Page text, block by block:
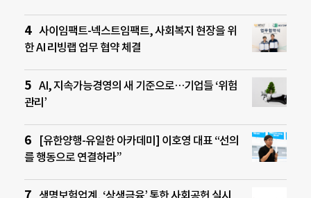
사이임팩트-넥스트임팩트, 사회복지 현장을 위
한 AI 리빙랩 업무 협약 체결
AI, 지속가능경영의 새 기준으로…기업들 ‘위험
관리’
[유한양행-유일한 아카데미] 이호영 대표 “선의
를 행동으로 연결하라”
생명보험업계, ‘상생금융’ 통한 사회공헌 실시